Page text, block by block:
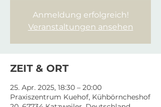
Anmeldung erfolgreich!
Veranstaltungen ansehen
ZEIT & ORT
25. Apr. 2025, 18:30 – 20:00
Praxiszentrum Kuehof, Kühbörncheshof